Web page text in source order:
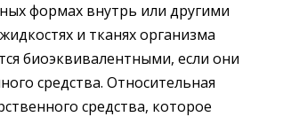
формах внутрь или другими
и тканях организма
биоэквивалентными, если они
средства. Относительная
средства, которое